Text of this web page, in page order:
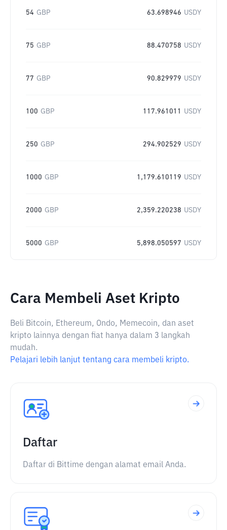
54 GBP 63.698946 USDY
75 GBP 88.470758 USDY
77 GBP 90.829979 USDY
100 GBP 117.961011 USDY
250 GBP 294.902529 USDY
1000 GBP 1,179.610119 USDY
2000 GBP 2,359.220238 USDY
5000 GBP 5,898.050597 USDY
Cara Membeli Aset Kripto
Beli Bitcoin, Ethereum, Ondo, Memecoin, dan aset
kripto lainnya dengan fiat hanya dalam 3 langkah
mudah.
Pelajari lebih lanjut tentang cara membeli kripto.
Daftar
Daftar di Bittime dengan alamat email Anda.